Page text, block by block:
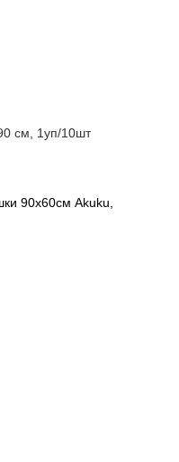
см, 1уп/10шт